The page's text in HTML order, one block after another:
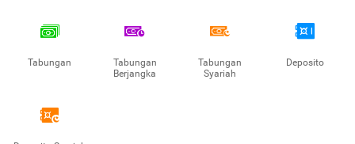
Tabungan
Tabungan
Berjangka
Tabungan
Syariah
Deposito